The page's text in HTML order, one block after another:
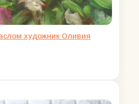
художник Оливия